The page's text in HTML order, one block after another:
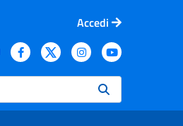
Accedi